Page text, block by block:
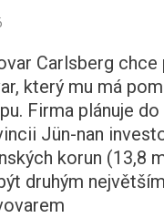
Carlsberg
který mu má
Firma plánuje
Jün-nan
korun (13,8
druhým